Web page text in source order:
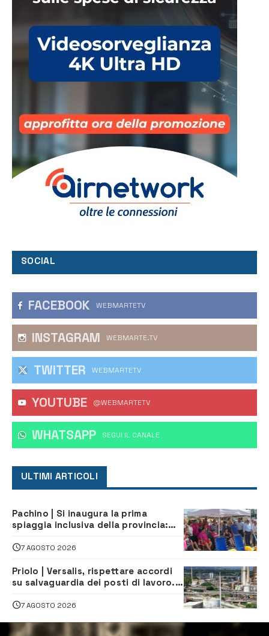
SOCIAL
FACEBOOK WEBMARTETV
INSTAGRAM WEBMARTE.TV
TWITTER WEBMARTETV
YOUTUBE @WEBMARTETV
WHATSAPP ‎SEGUI IL CANALE
ULTIMI ARTICOLI
Pachino | Si inaugura la prima
spiaggia inclusiva della provincia:
tutti
7 AGOSTO 2026
Priolo | Versalis, rispettare accordi
su salvaguardia dei posti di lavoro. Il
7 AGOSTO 2026